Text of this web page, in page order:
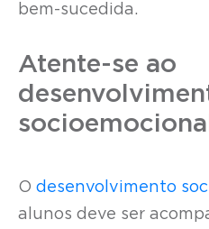
bem-sucedida.
Atente-se ao
O desenvolvimento
alunos deve ser